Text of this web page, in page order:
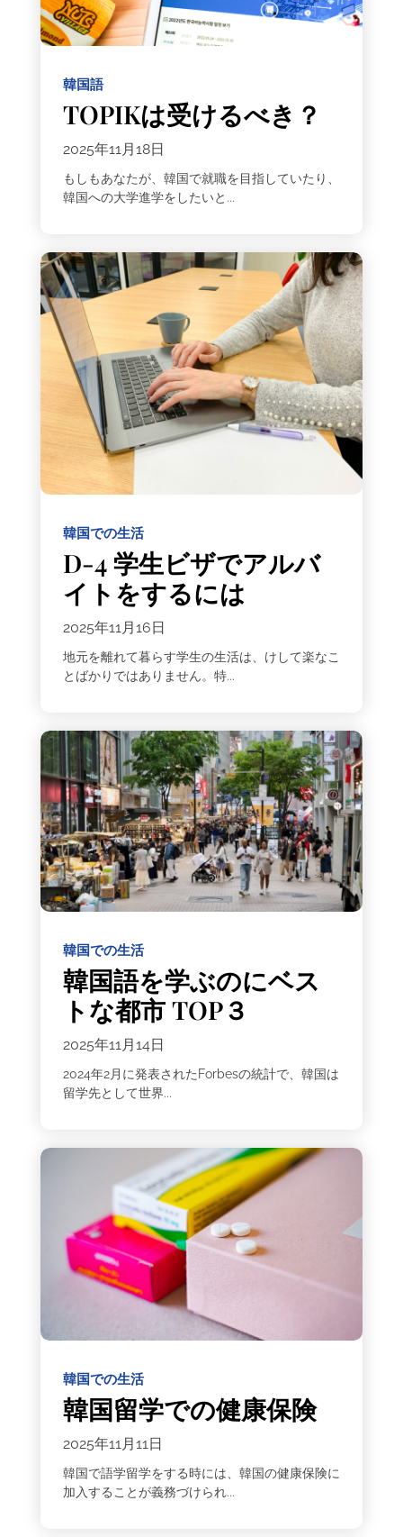
韓国語
TOPIKは受けるべき？
2025年11月18日
もしもあなたが、韓国で就職を目指していたり、
韓国への大学進学をしたいと...
韓国での生活
D-4 学生ビザでアルバ
イトをするには
2025年11月16日
地元を離れて暮らす学生の生活は、けして楽なこ
とばかりではありません。特...
韓国での生活
韓国語を学ぶのにベス
トな都市 TOP３
2025年11月14日
2024年2月に発表されたForbesの統計で、韓国は
留学先として世界...
韓国での生活
韓国留学での健康保険
2025年11月11日
韓国で語学留学をする時には、韓国の健康保険に
加入することが義務づけられ...